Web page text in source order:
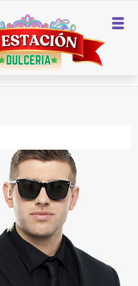
Home Manager